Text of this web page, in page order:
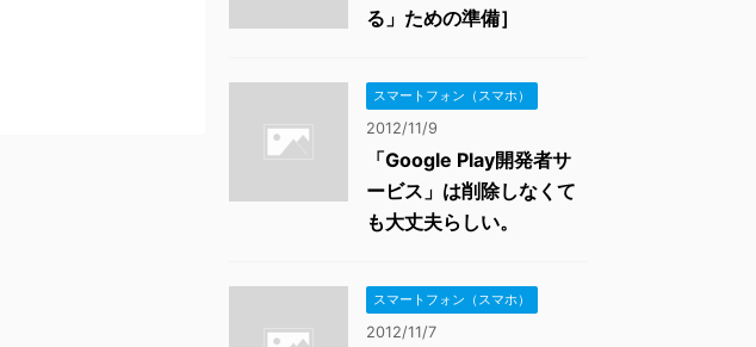
る」ための準備］
スマートフォン（スマホ）
2012/11/9
「Google Play開発者サ
ービス」は削除しなくて
も大丈夫らしい。
スマートフォン（スマホ）
2012/11/7